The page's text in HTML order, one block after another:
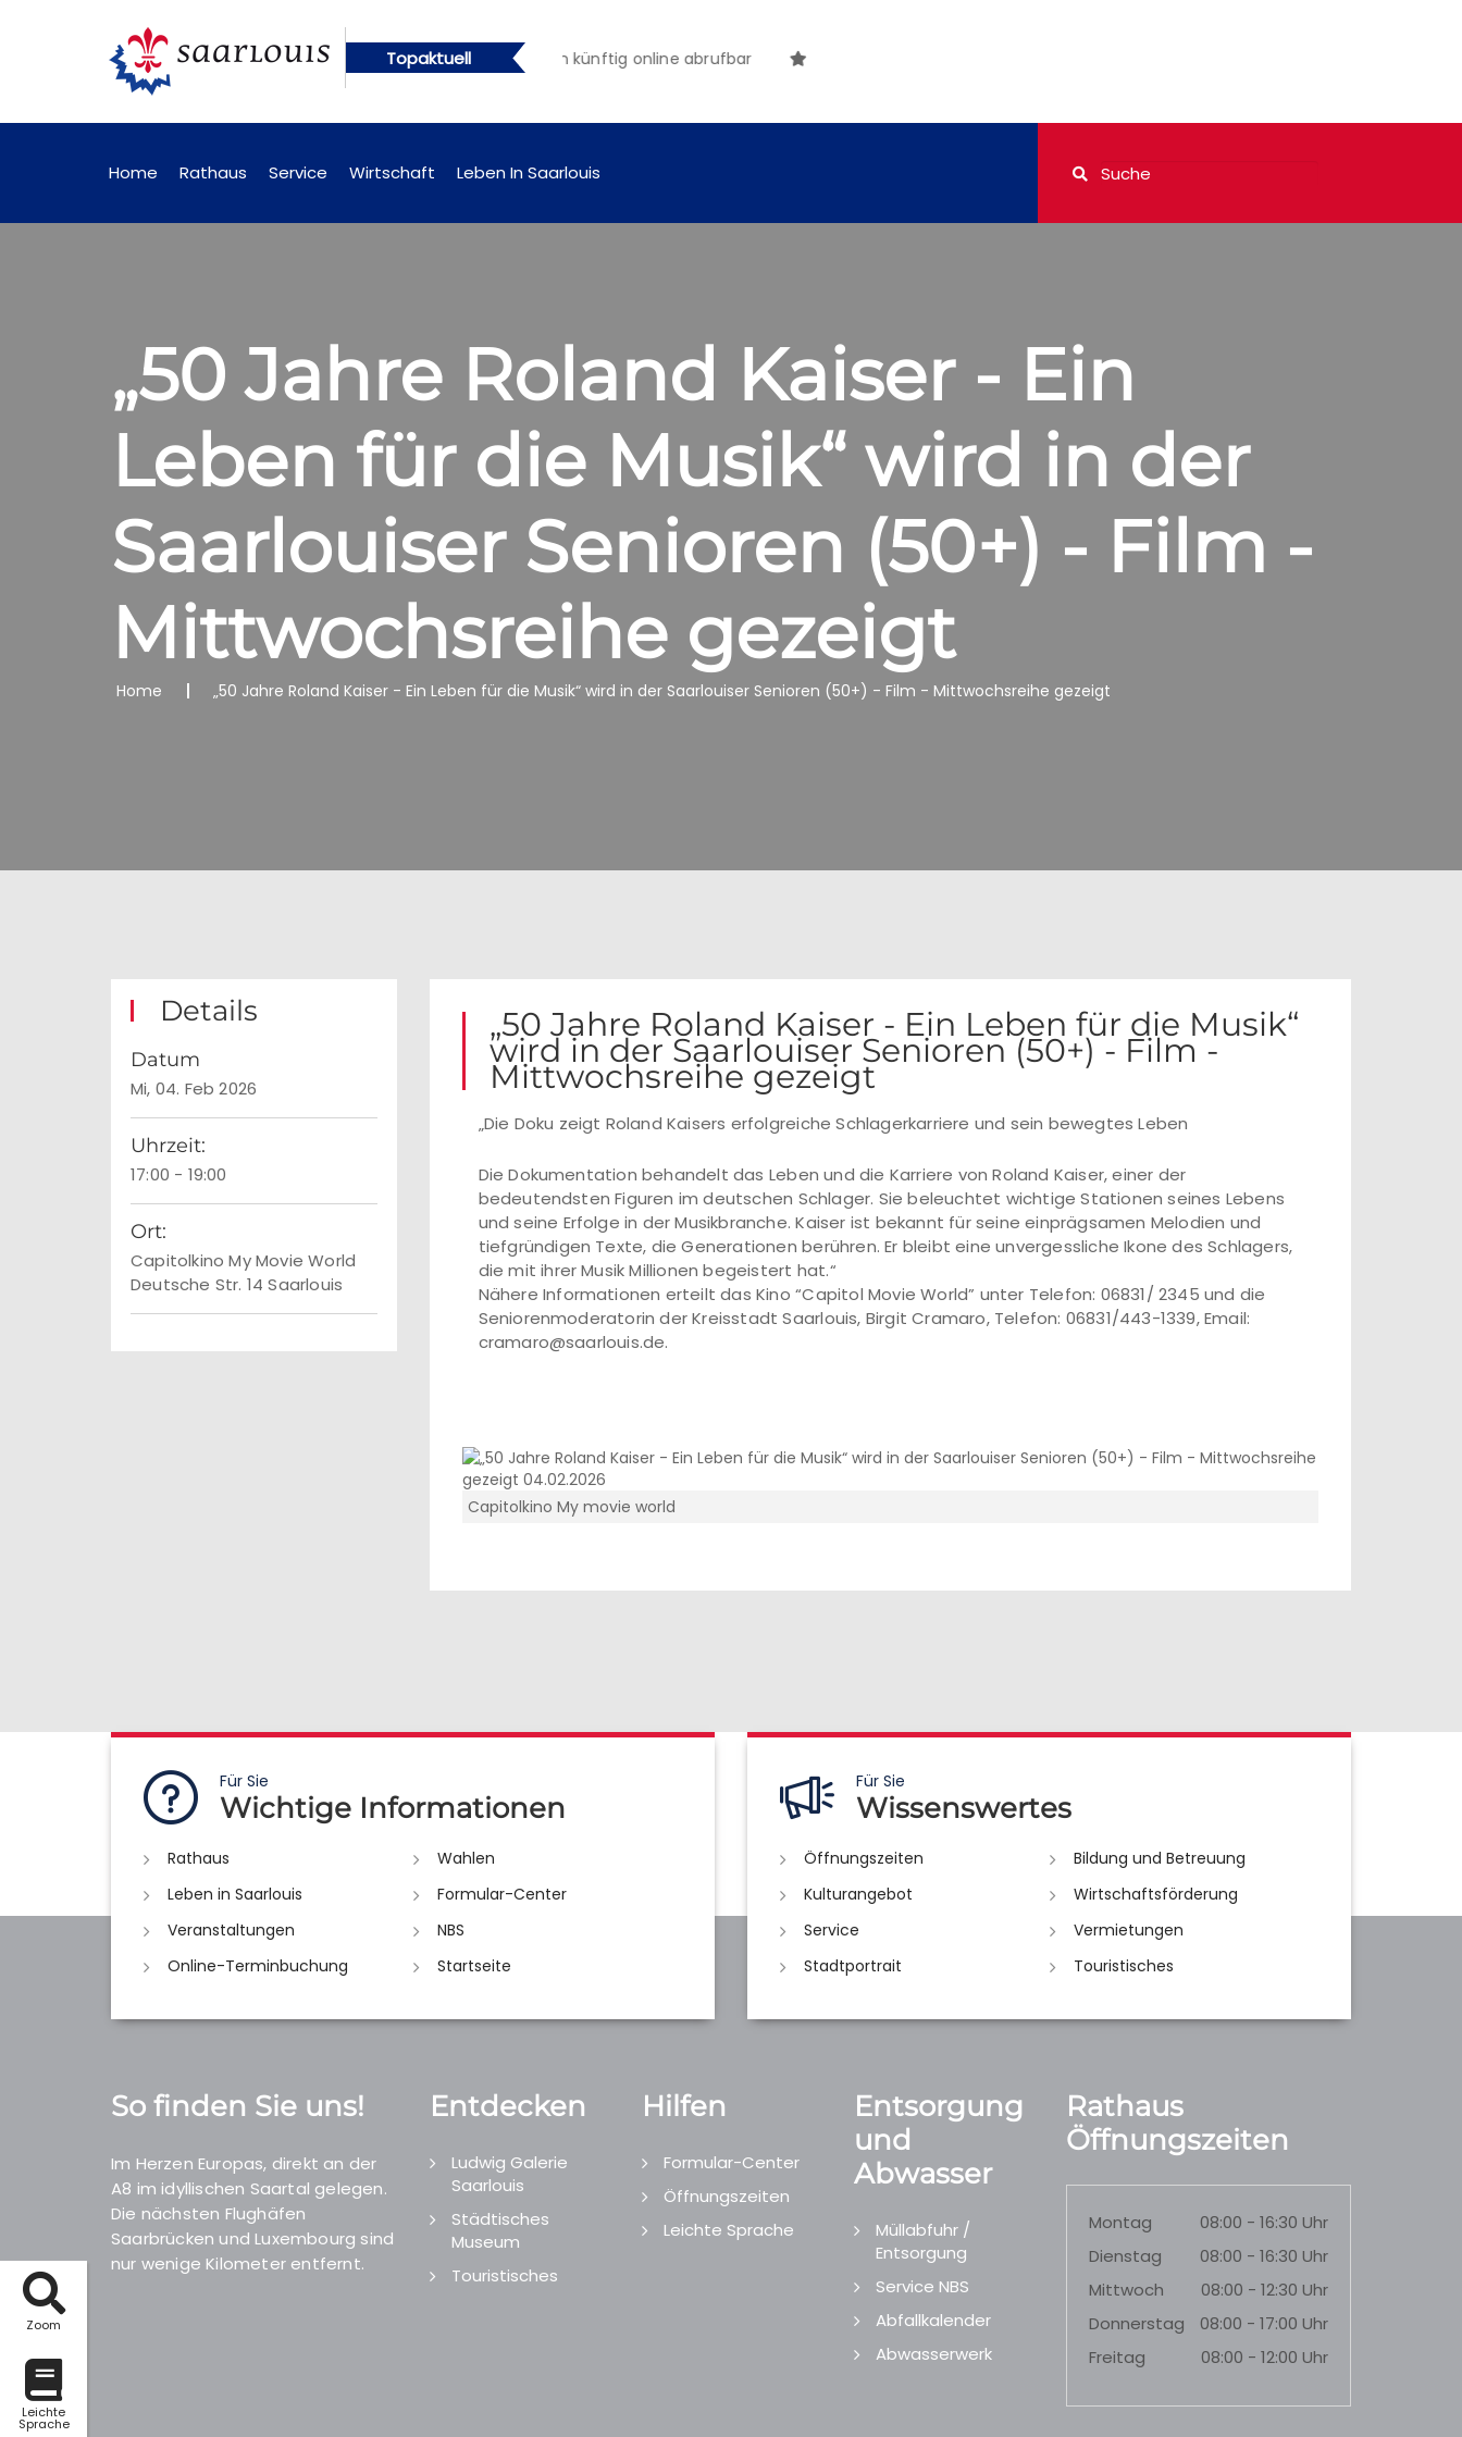
Zoom
Leichte
Sprache
Topaktuell
künftig online abrufbar Öffentliche Bekanntmachungen künftig online abrufbar
Home Rathaus Service Wirtschaft Leben In Saarlouis
„50 Jahre Roland Kaiser - Ein
Leben für die Musik“ wird in der
Saarlouiser Senioren (50+) - Film -
Mittwochsreihe gezeigt
Home „50 Jahre Roland Kaiser - Ein Leben für die Musik“ wird in der Saarlouiser Senioren (50+) - Film - Mittwochsreihe gezeigt
Details
Datum
Mi, 04. Feb 2026
Uhrzeit:
17:00 - 19:00
Ort:
Capitolkino My Movie World
Deutsche Str. 14 Saarlouis
„50 Jahre Roland Kaiser - Ein Leben für die Musik“
wird in der Saarlouiser Senioren (50+) - Film -
Mittwochsreihe gezeigt
„Die Doku zeigt Roland Kaisers erfolgreiche Schlagerkarriere und sein bewegtes Leben
Die Dokumentation behandelt das Leben und die Karriere von Roland Kaiser, einer der
bedeutendsten Figuren im deutschen Schlager. Sie beleuchtet wichtige Stationen seines Lebens
und seine Erfolge in der Musikbranche. Kaiser ist bekannt für seine einprägsamen Melodien und
tiefgründigen Texte, die Generationen berühren. Er bleibt eine unvergessliche Ikone des Schlagers,
die mit ihrer Musik Millionen begeistert hat.“
Nähere Informationen erteilt das Kino “Capitol Movie World” unter Telefon: 06831/ 2345 und die
Seniorenmoderatorin der Kreisstadt Saarlouis, Birgit Cramaro, Telefon: 06831/443-1339, Email:
cramaro@saarlouis.de.
Capitolkino My movie world
Für Sie
Wichtige Informationen
Rathaus
Wahlen
Leben in Saarlouis
Formular-Center
Veranstaltungen
NBS
Online-Terminbuchung
Startseite
Für Sie
Wissenswertes
Öffnungszeiten
Bildung und Betreuung
Kulturangebot
Wirtschaftsförderung
Service
Vermietungen
Stadtportrait
Touristisches
So finden Sie uns!
Im Herzen Europas, direkt an der
A8 im idyllischen Saartal gelegen.
Die nächsten Flughäfen
Saarbrücken und Luxembourg sind
nur wenige Kilometer entfernt.
Entdecken
Ludwig Galerie
Saarlouis
Städtisches
Museum
Touristisches
Hilfen
Formular-Center
Öffnungszeiten
Leichte Sprache
Entsorgung
und
Abwasser
Müllabfuhr /
Entsorgung
Service NBS
Abfallkalender
Abwasserwerk
Rathaus
Öffnungszeiten
Montag
08:00 - 16:30 Uhr
Dienstag
08:00 - 16:30 Uhr
Mittwoch
08:00 - 12:30 Uhr
Donnerstag
08:00 - 17:00 Uhr
Freitag
08:00 - 12:00 Uhr